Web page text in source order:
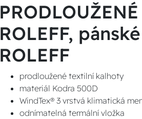
ROLEFF,
ROLEFF
prodloužené textilní kalhoty
materiál Kodra 500D
WindTex® 3 vrstvá klimatická
odnímatelná termální vložka